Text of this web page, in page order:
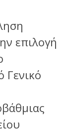
επιλογή
Γενικό